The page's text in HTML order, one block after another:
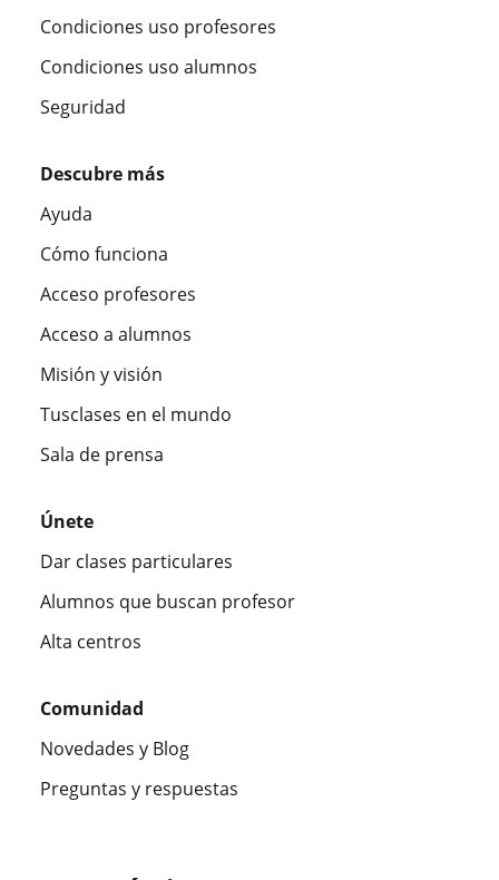
Condiciones uso profesores
Condiciones uso alumnos
Seguridad
Descubre más
Ayuda
Cómo funciona
Acceso profesores
Acceso a alumnos
Misión y visión
Tusclases en el mundo
Sala de prensa
Únete
Dar clases particulares
Alumnos que buscan profesor
Alta centros
Comunidad
Novedades y Blog
Preguntas y respuestas